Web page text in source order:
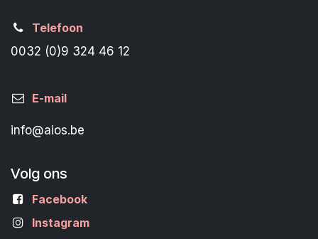
Telefoon
0032 (0)9 324 46 12
E-mail
info@aios.be
Volg ons
Facebook
Instagram